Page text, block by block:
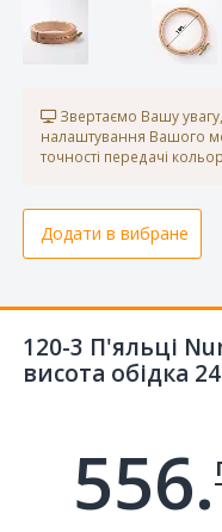
Звертаємо Вашу
налаштування Вашого
точності передачі
Додати в вибране
120-3 П'яльці
висота обідка
556.